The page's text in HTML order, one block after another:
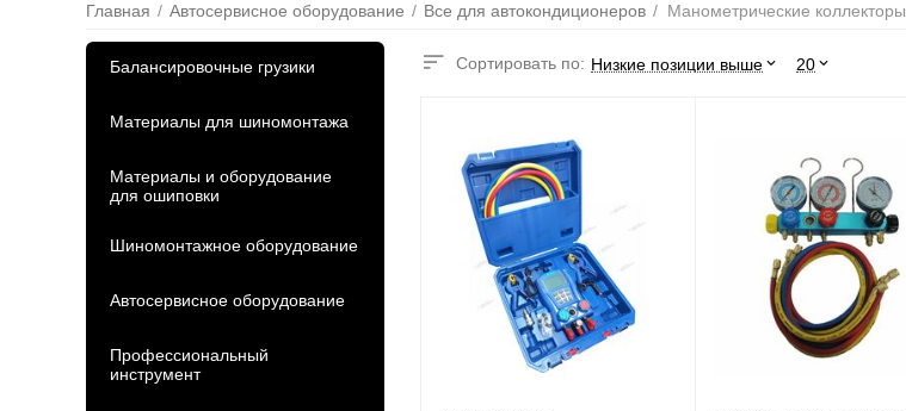
Главная / Автосервисное оборудование / Все для автокондиционеров / Манометрические коллекторы
Сортировать по: Низкие позиции выше 20
Балансировочные грузики
Материалы для шиномонтажа
Материалы и оборудование
для ошиповки
Шиномонтажное оборудование
Автосервисное оборудование
Профессиональный
инструмент